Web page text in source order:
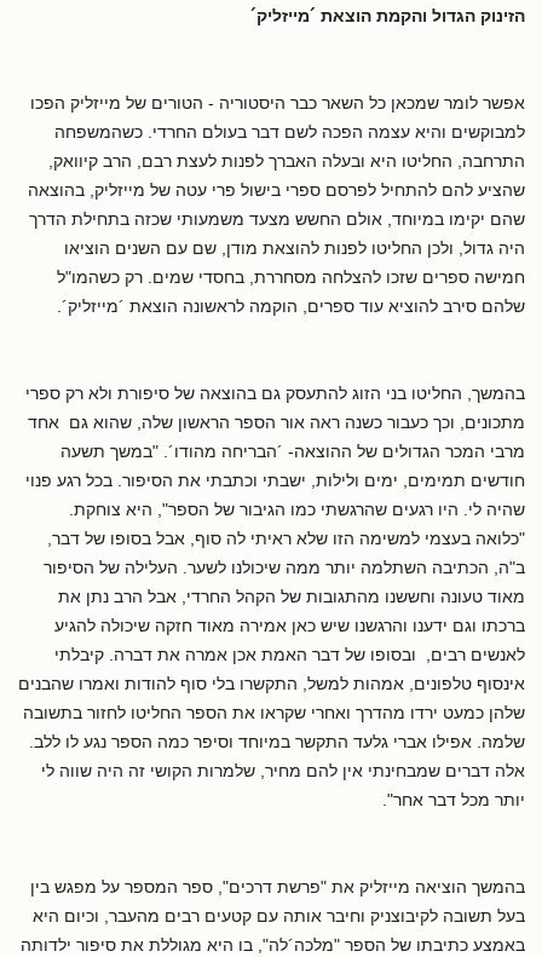
הזינוק הגדול והקמת הוצאת ´מייזליק´
אפשר לומר שמכאן כל השאר כבר היסטוריה - הטורים של מייזליק הפכו
למבוקשים והיא עצמה הפכה לשם דבר בעולם החרדי. כשהמשפחה
התרחבה, החליטו היא ובעלה האברך לפנות לעצת רבם, הרב קיוואק,
שהציע להם להתחיל לפרסם ספרי בישול פרי עטה של מייזליק, בהוצאה
שהם יקימו במיוחד, אולם החשש מצעד משמעותי שכזה בתחילת הדרך
היה גדול, ולכן החליטו לפנות להוצאת מודן, שם עם השנים הוציאו
חמישה ספרים שזכו להצלחה מסחררת, בחסדי שמים. רק כשהמו"ל
שלהם סירב להוציא עוד ספרים, הוקמה לראשונה הוצאת ´מייזליק´.
בהמשך, החליטו בני הזוג להתעסק גם בהוצאה של סיפורת ולא רק ספרי
מתכונים, וכך כעבור כשנה ראה אור הספר הראשון שלה, שהוא גם אחד
מרבי המכר הגדולים של ההוצאה- ´הבריחה מהודו´. "במשך תשעה
חודשים תמימים, ימים ולילות, ישבתי וכתבתי את הסיפור. בכל רגע פנוי
שהיה לי. היו רגעים שהרגשתי כמו הגיבור של הספר", היא צוחקת.
"כלואה בעצמי למשימה הזו שלא ראיתי לה סוף, אבל בסופו של דבר,
ב"ה, הכתיבה השתלמה יותר ממה שיכולנו לשער. העלילה של הסיפור
מאוד טעונה וחששנו מהתגובות של הקהל החרדי, אבל הרב נתן את
ברכתו וגם ידענו והרגשנו שיש כאן אמירה מאוד חזקה שיכולה להגיע
לאנשים רבים, ובסופו של דבר האמת אכן אמרה את דברה. קיבלתי
אינסוף טלפונים, אמהות למשל, התקשרו בלי סוף להודות ואמרו שהבנים
שלהן כמעט ירדו מהדרך ואחרי שקראו את הספר החליטו לחזור בתשובה
שלמה. אפילו אברי גלעד התקשר במיוחד וסיפר כמה הספר נגע לו ללב.
אלה דברים שמבחינתי אין להם מחיר, שלמרות הקושי זה היה שווה לי
יותר מכל דבר אחר".
בהמשך הוציאה מייזליק את "פרשת דרכים", ספר המספר על מפגש בין
בעל תשובה לקיבוצניק וחיבר אותה עם קטעים רבים מהעבר, וכיום היא
באמצע כתיבתו של הספר "מלכה´לה", בו היא מגוללת את סיפור ילדותה